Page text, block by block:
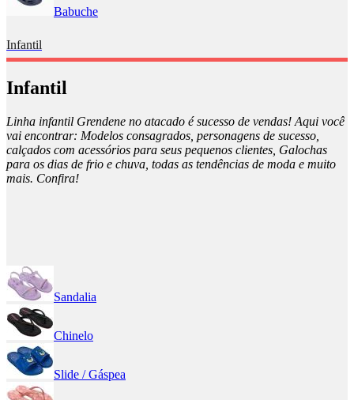
Babuche
Infantil
Infantil
Linha infantil Grendene no atacado é sucesso de vendas! Aqui você
vai encontrar: Modelos consagrados, personagens de sucesso,
calçados com acessórios para seus pequenos clientes, Galochas
para os dias de frio e chuva, todas as tendências de moda e muito
mais. Confira!
Sandalia
Chinelo
Slide / Gáspea